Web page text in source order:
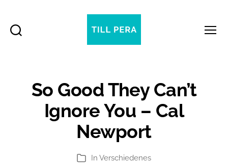
So Good They Can’t
Ignore You – Cal
Newport
Kategorien
In Verschiedenes